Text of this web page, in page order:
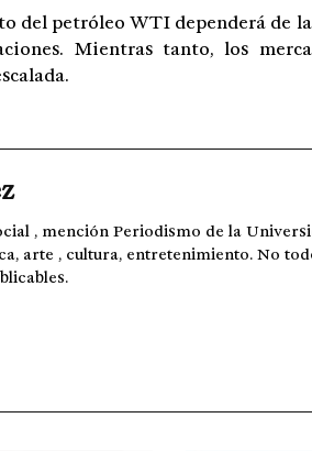
del petróleo WTI dependerá de
Mientras tanto, los
, mención Periodismo de la
arte , cultura, entretenimiento. No